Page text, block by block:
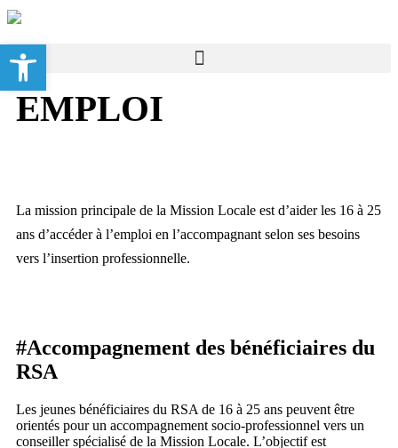
EMPLOI
La mission principale de la Mission Locale est d’aider les 16 à 25
ans d’accéder à l’emploi en l’accompagnant selon ses besoins
vers l’insertion professionnelle.
#Accompagnement des bénéficiaires du
RSA
Les jeunes bénéficiaires du RSA de 16 à 25 ans peuvent être
orientés pour un accompagnement socio-professionnel vers un
conseiller spécialisé de la Mission Locale. L’objectif est
Ouvrir la barre d’outils